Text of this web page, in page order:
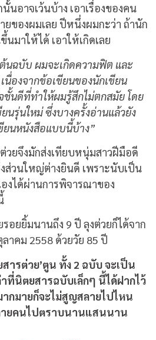
นอาจเว้นบ้าง เอาเรื่องของคน
ของผมเลย ปีหนึ่งผมกะว่า ถ้านัก
มาให้ได้ เอาให้เกิดเลย
นฉบับ ผมจะเกิดความฟิต และ
นื่องจากข้อเขียนของนักเขียน
ชั้นดีที่ทำให้ผมรู้สึกไม่ตกสมัย โดย
นรุ่นใหม่ ซึ่งบางครั้งอ่านแล้วยัง
ยนหนังสือแบบนี้บ้าง”
วยจึงมักส่งเทียบหนุ่มสาวฝีมือดี
ส่วนใหญ่ต่างยินดี เพราะนับเป็น
งได้ผ่านการพิจารณาของ
อยยิ้มนานถึง 9 ปี ลุงต่วยก็ได้จาก
าคม 2558 ด้วยวัย 85 ปี
ารต่วย’ตูน ทั้ง 2 ฉบับ จะเป็น
นิตยสารฉบับเล็กๆ นี้ได้ฝากไว้
กมายก็จะไม่สูญสลายไปไหน
ายคนไปตราบนานแสนนาน